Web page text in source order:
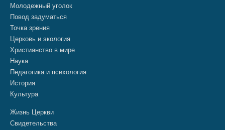
Молодежный уголок
Повод задуматься
Точка зрения
Церковь и экология
Христианство в мире
Наука
Педагогика и психология
История
Культура
Жизнь Церкви
Свидетельства